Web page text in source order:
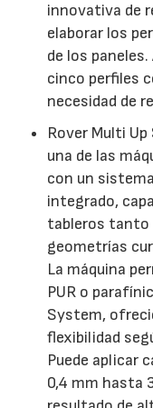
innovativa de
elaborar los
de los
cinco perfiles
necesidad de
Rover Multi
una de las
con un
integrado,
tableros tanto
geometrías
La máquina
PUR o
System,
flexibilidad
Puede aplicar
0,4 mm hasta